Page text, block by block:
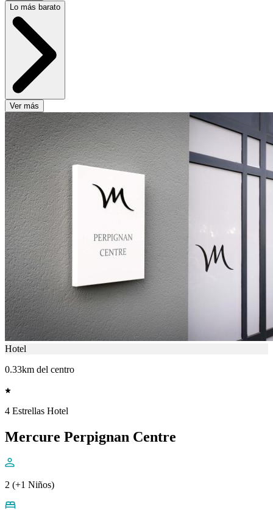
Lo más barato
Ver más
Hotel
0.33km del centro
4 Estrellas Hotel
Mercure Perpignan Centre
2 (+1 Niños)